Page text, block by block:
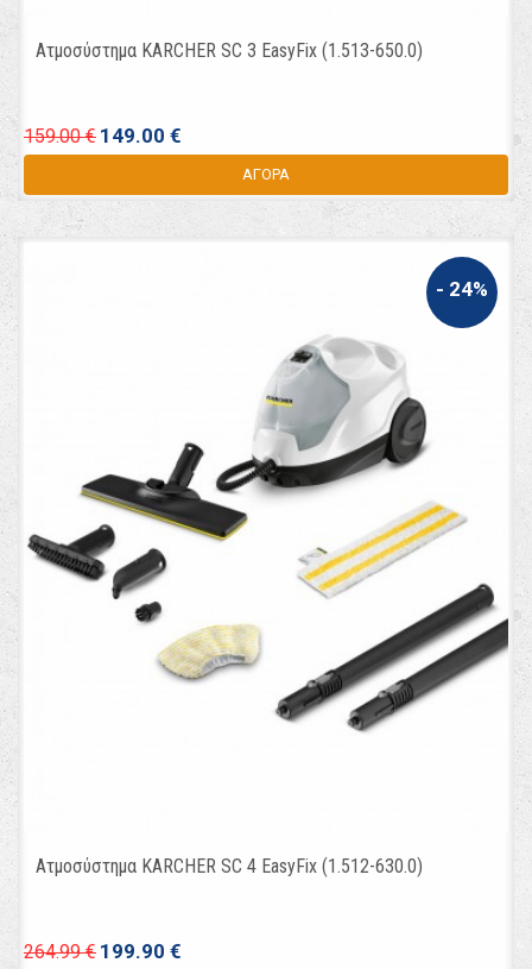
Ατμοσύστημα KARCHER SC 3 EasyFix (1.513-650.0)
159.00 € 149.00 €
ΑΓΟΡΑ
- 24%
Ατμοσύστημα KARCHER SC 4 EasyFix (1.512-630.0)
264.99 € 199.90 €